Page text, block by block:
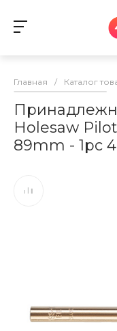
Главная / Каталог
Holesaw
89mm - 1pc